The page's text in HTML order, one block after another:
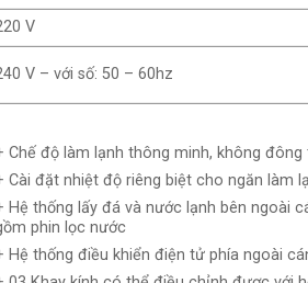
V
V – với số: 50 – 60hz
Chế độ làm lạnh thông minh, không đông
Cài đặt nhiệt độ riêng biệt cho ngăn làm
Hệ thống lấy đá và nước lạnh bên ngoài
phin lọc nước
Hệ thống điều khiển điện tử phía ngoài